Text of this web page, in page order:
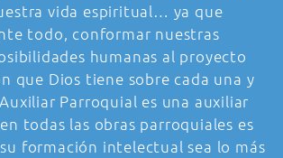
vida espiritual… ya que
todo, conformar nuestras
humanas al proyecto
que Dios tiene sobre cada una y
Parroquial es una auxiliar
todas las obras parroquiales es
formación intelectual sea lo más